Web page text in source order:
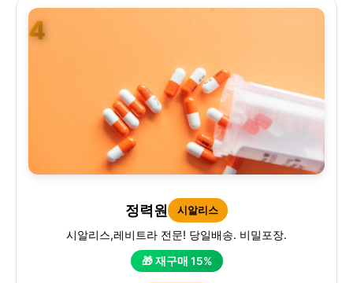
4
정력원 시알리스
시알리스,레비트라 전문! 당일배송. 비밀포장.
🎁 재구매 15%